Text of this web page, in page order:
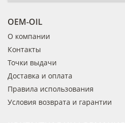
OEM-OIL
О компании
Контакты
Точки выдачи
Доставка и оплата
Правила использования
Условия возврата и гарантии